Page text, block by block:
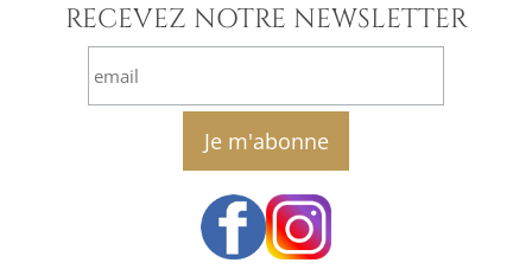
RECEVEZ NOTRE NEWSLETTER
email